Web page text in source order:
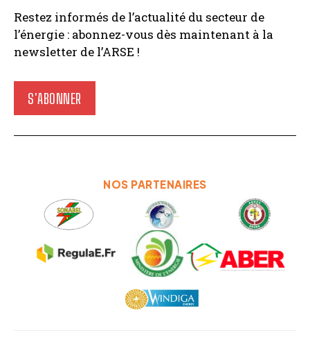
Restez informés de l’actualité du secteur de
l’énergie : abonnez-vous dès maintenant à la
newsletter de l’ARSE !
S'ABONNER
NOS PARTENAIRES